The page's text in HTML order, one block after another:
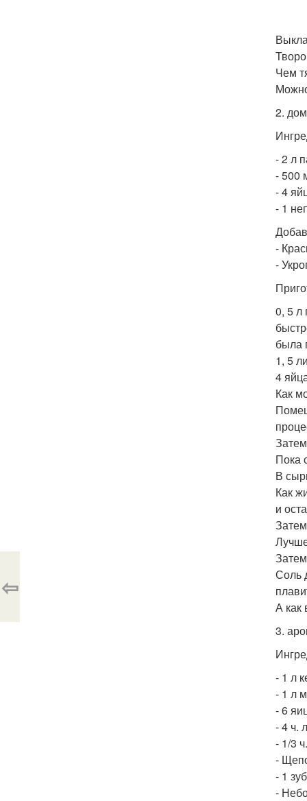
Чем
2.
- 2 л
- 500
- 4
- 1
-
-
0, 5 л
была
1, 5
4
Как
Пока
В
Как
и
Соль
А как
3.
- 1 л
- 1 л
- 6
- 4 ч.
- 1/3
-
- 1
-
⇦